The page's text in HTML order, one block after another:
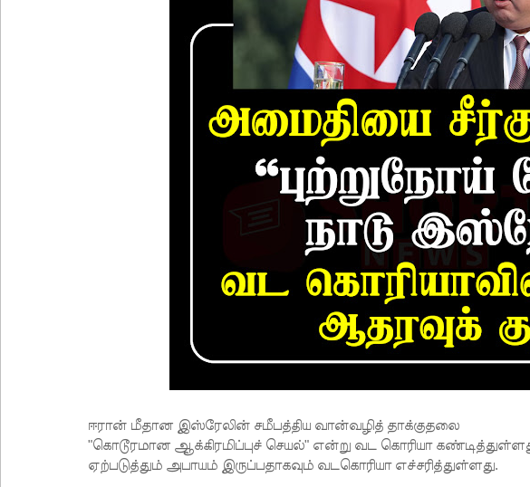
ஈரான் மீதான இஸ்ரேலின் சமீபத்திய வான்வழித் தாக்குதலை
"கொடூரமான ஆக்கிரமிப்புச் செயல்" என்று வட கொரியா
ஏற்படுத்தும் அபாயம் இருப்பதாகவும் வடகொரியா எச்சரித்துள்ளது.